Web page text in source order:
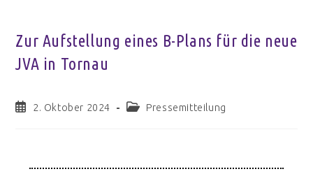
Zur Aufstellung eines B-Plans für die neue
JVA in Tornau
2. Oktober 2024 Pressemitteilung